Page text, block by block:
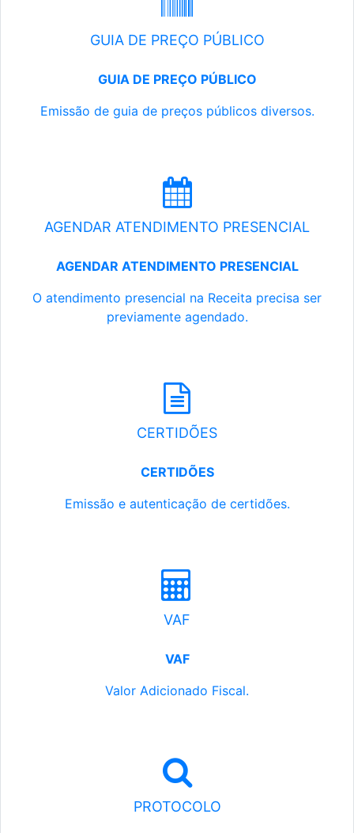
GUIA DE PREÇO PÚBLICO
GUIA DE PREÇO PÚBLICO
Emissão de guia de preços públicos diversos.
AGENDAR ATENDIMENTO PRESENCIAL
AGENDAR ATENDIMENTO PRESENCIAL
O atendimento presencial na Receita precisa ser
previamente agendado.
CERTIDÕES
CERTIDÕES
Emissão e autenticação de certidões.
VAF
VAF
Valor Adicionado Fiscal.
PROTOCOLO